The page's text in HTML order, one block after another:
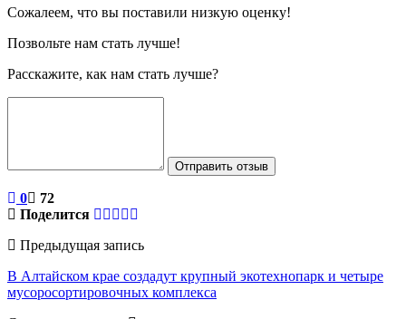
Сожалеем, что вы поставили низкую оценку!
Позвольте нам стать лучше!
Расскажите, как нам стать лучше?
Отправить отзыв
0
72
Поделится
Предыдущая запись
В Алтайском крае создадут крупный экотехнопарк и четыре
мусоросортировочных комплекса